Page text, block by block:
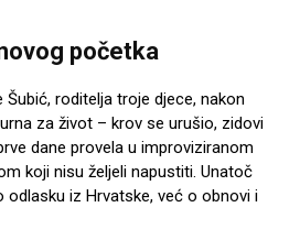
početka
Šubić, roditelja troje djece, nakon
za život – krov se urušio, zidovi
dane provela u improviziranom
koji nisu željeli napustiti. Unatoč
odlasku iz Hrvatske, već o obnovi i